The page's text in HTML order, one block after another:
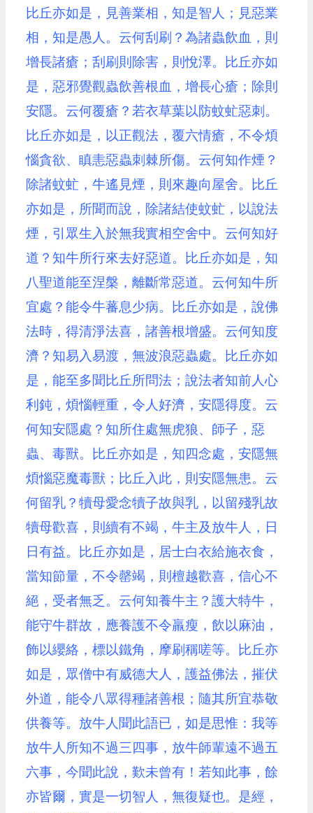
比丘亦如是，見善業相，知是智人；見惡業
相，知是愚人。云何刮刷？為諸蟲飲血，則
增長諸瘡；刮刷則除害，則悅澤。比丘亦如
是，惡邪覺觀蟲飲善根血，增長心瘡；除則
安隱。云何覆瘡？若衣草葉以防蚊虻惡刺。
比丘亦如是，以正觀法，覆六情瘡，不令煩
惱貪欲、瞋恚惡蟲刺棘所傷。云何知作煙？
除諸蚊虻，牛遙見煙，則來趣向屋舍。比丘
亦如是，所聞而說，除諸結使蚊虻，以說法
煙，引眾生入於無我實相空舍中。云何知好
道？知牛所行來去好惡道。比丘亦如是，知
八聖道能至涅槃，離斷常惡道。云何知牛所
宜處？能令牛蕃息少病。比丘亦如是，說佛
法時，得清淨法喜，諸善根增盛。云何知度
濟？知易入易渡，無波浪惡蟲處。比丘亦如
是，能至多聞比丘所問法；說法者知前人心
利鈍，煩惱輕重，令人好濟，安隱得度。云
何知安隱處？知所住處無虎狼、師子，惡
蟲、毒獸。比丘亦如是，知四念處，安隱無
煩惱惡魔毒獸；比丘入此，則安隱無患。云
何留乳？犢母愛念犢子故與乳，以留殘乳故
犢母歡喜，則續有不竭，牛主及放牛人，日
日有益。比丘亦如是，居士白衣給施衣食，
當知節量，不令罄竭，則檀越歡喜，信心不
絕，受者無乏。云何知養牛主？護大特牛，
能守牛群故，應養護不令羸瘦，飲以麻油，
飾以纓絡，標以鐵角，摩刷稱嗟等。比丘亦
如是，眾僧中有威德大人，護益佛法，摧伏
外道，能令八眾得種諸善根；隨其所宜恭敬
供養等。放牛人聞此語已，如是思惟：我等
放牛人所知不過三四事，放牛師輩遠不過五
六事，今聞此說，歎未曾有！若知此事，餘
亦皆爾，實是一切智人，無復疑也。是經，